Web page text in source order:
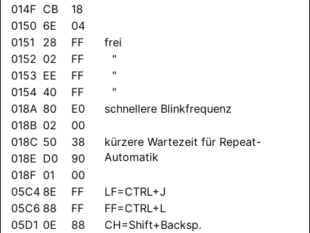
014F CB
18
0150 6E
04
0151
28 FF
frei
0152 02 FF
"
0153 EE FF
"
0154 40 FF
"
018A 80 E0
schnellere Blinkfrequenz
018B 02
00
018C 50 38
kürzere Wartezeit für Repeat-
Automatik
018E D0
90
018F 01
00
05C4 8E FF
LF=CTRL+J
05C6 88 FF
FF=CTRL+L
05D1 0E 88
CH=Shift+Backsp.